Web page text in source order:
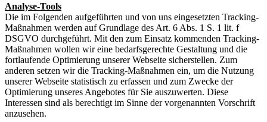
Analyse-Tools
Die im Folgenden aufgeführten und von uns eingesetzten Tracking-
Maßnahmen werden auf Grundlage des Art. 6 Abs. 1 S. 1 lit. f
DSGVO durchgeführt. Mit den zum Einsatz kommenden Tracking-
Maßnahmen wollen wir eine bedarfsgerechte Gestaltung und die
fortlaufende Optimierung unserer Webseite sicherstellen. Zum
anderen setzen wir die Tracking-Maßnahmen ein, um die Nutzung
unserer Webseite statistisch zu erfassen und zum Zwecke der
Optimierung unseres Angebotes für Sie auszuwerten. Diese
Interessen sind als berechtigt im Sinne der vorgenannten Vorschrift
anzusehen.